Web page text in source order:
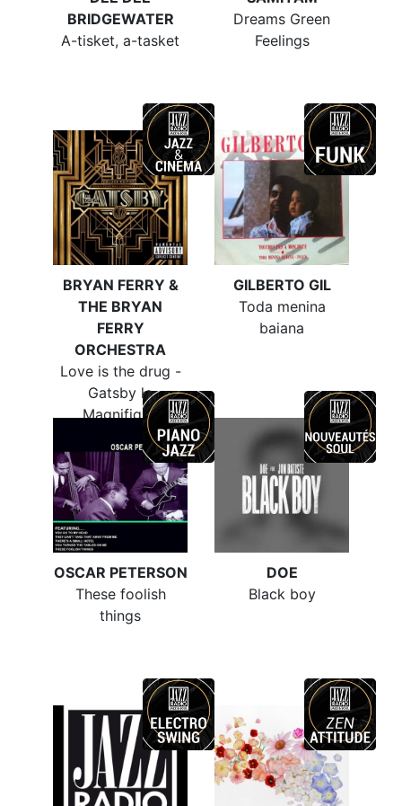
BRIDGEWATER
A-tisket, a-tasket
Dreams Green
Feelings
BRYAN FERRY &
THE BRYAN
FERRY
ORCHESTRA
Love is the drug -
Gatsby le
Magnifique
GILBERTO GIL
Toda menina
baiana
OSCAR PETERSON
These foolish
things
DOE
Black boy